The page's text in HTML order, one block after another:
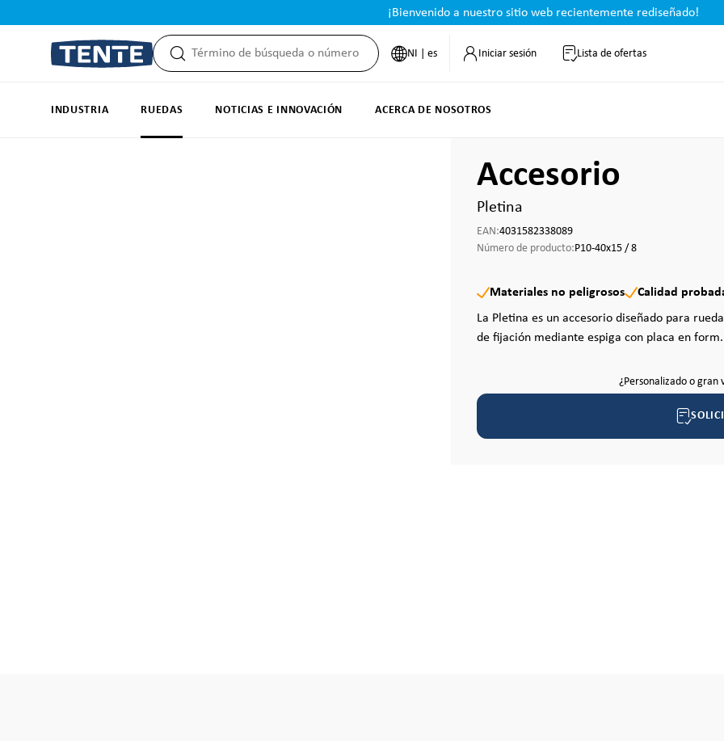
¡Bienvenido a nuestro sitio web recientemente rediseñado!
NI | es Iniciar sesión Lista de ofertas
INDUSTRIA RUEDAS NOTICIAS E INNOVACIÓN ACERCA DE NOSOTROS
Accesorio
Pletina
EAN:4031582338089
Número de producto:P10-40x15 / 8
Materiales no peligrosos
Calidad
La Pletina es un accesorio diseñado para
de fijación mediante espiga con placa en
¿Personalizado o gran